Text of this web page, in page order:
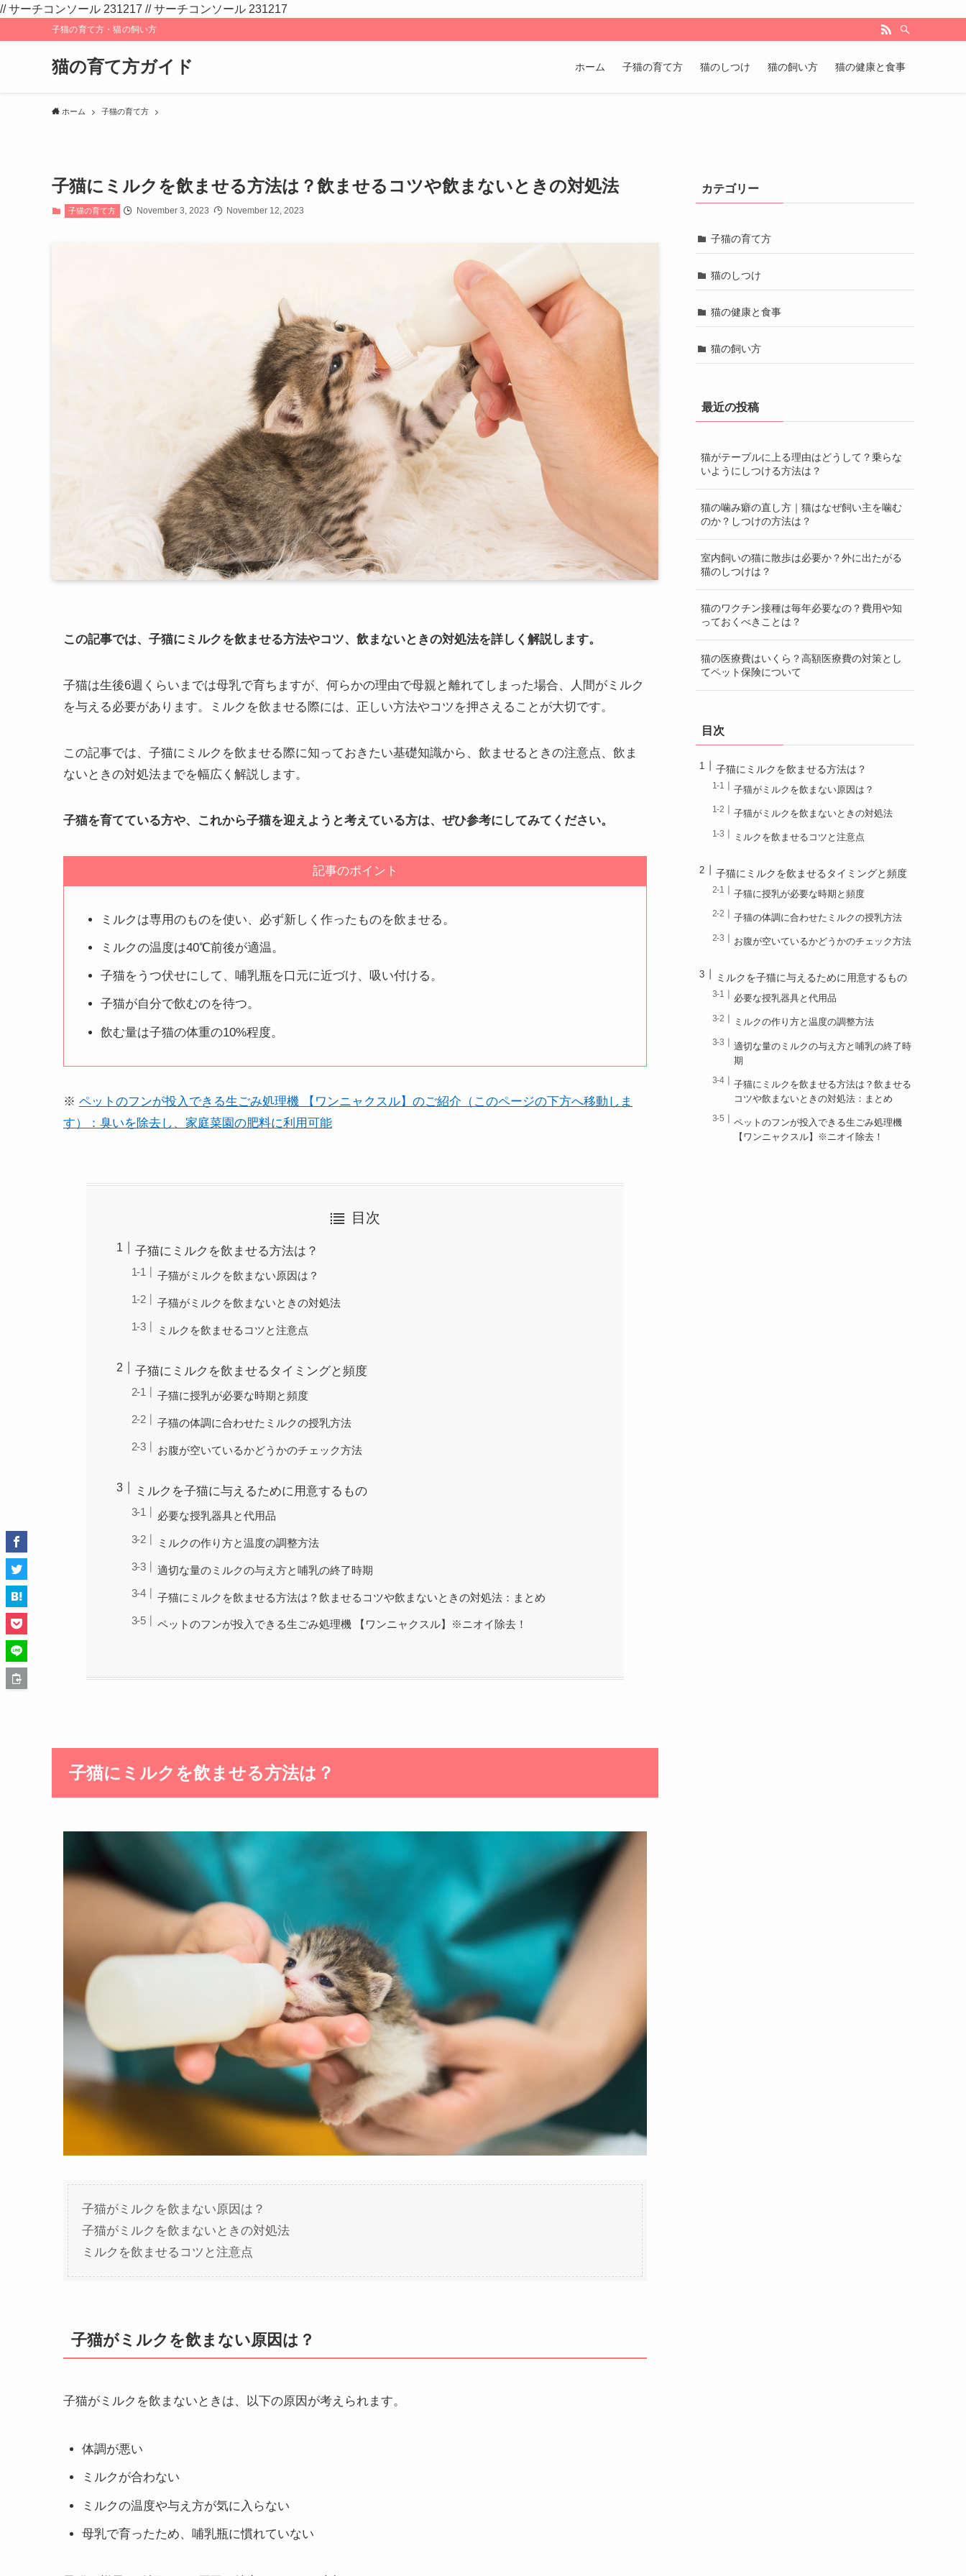
// サーチコンソール 231217 // サーチコンソール 231217
子猫の育て方・猫の飼い方
猫の育て方ガイド ホーム 子猫の育て方 猫のしつけ 猫の飼い方 猫の健康と食事
ホーム 子猫の育て方
子猫にミルクを飲ませる方法は？飲ませるコツや飲まないときの対処法
子猫の育て方 November 3, 2023 November 12, 2023
この記事では、子猫にミルクを飲ませる方法やコツ、飲まないときの対処法を詳しく解説します。
子猫は生後6週くらいまでは母乳で育ちますが、何らかの理由で母親と離れてしまった場合、人間がミルク
を与える必要があります。ミルクを飲ませる際には、正しい方法やコツを押さえることが大切です。
この記事では、子猫にミルクを飲ませる際に知っておきたい基礎知識から、飲ませるときの注意点、飲ま
ないときの対処法までを幅広く解説します。
子猫を育てている方や、これから子猫を迎えようと考えている方は、ぜひ参考にしてみてください。
記事のポイント
ミルクは専用のものを使い、必ず新しく作ったものを飲ませる。
ミルクの温度は40℃前後が適温。
子猫をうつ伏せにして、哺乳瓶を口元に近づけ、吸い付ける。
子猫が自分で飲むのを待つ。
飲む量は子猫の体重の10%程度。
※ ペットのフンが投入できる生ごみ処理機 【ワンニャクスル】のご紹介（このページの下方へ移動しま
す）：臭いを除去し、家庭菜園の肥料に利用可能
目次
子猫にミルクを飲ませる方法は？
子猫がミルクを飲まない原因は？
子猫がミルクを飲まないときの対処法
ミルクを飲ませるコツと注意点
子猫にミルクを飲ませるタイミングと頻度
子猫に授乳が必要な時期と頻度
子猫の体調に合わせたミルクの授乳方法
お腹が空いているかどうかのチェック方法
ミルクを子猫に与えるために用意するもの
必要な授乳器具と代用品
ミルクの作り方と温度の調整方法
適切な量のミルクの与え方と哺乳の終了時期
子猫にミルクを飲ませる方法は？飲ませるコツや飲まないときの対処法：まとめ
ペットのフンが投入できる生ごみ処理機 【ワンニャクスル】※ニオイ除去！
子猫にミルクを飲ませる方法は？
子猫がミルクを飲まない原因は？
子猫がミルクを飲まないときの対処法
ミルクを飲ませるコツと注意点
子猫がミルクを飲まない原因は？
子猫がミルクを飲まないときは、以下の原因が考えられます。
体調が悪い
ミルクが合わない
ミルクの温度や与え方が気に入らない
母乳で育ったため、哺乳瓶に慣れていない
カテゴリー
子猫の育て方
猫のしつけ
猫の健康と食事
猫の飼い方
最近の投稿
猫がテーブルに上る理由はどうして？乗らな
いようにしつける方法は？
猫の噛み癖の直し方｜猫はなぜ飼い主を噛む
のか？しつけの方法は？
室内飼いの猫に散歩は必要か？外に出たがる
猫のしつけは？
猫のワクチン接種は毎年必要なの？費用や知
っておくべきことは？
猫の医療費はいくら？高額医療費の対策とし
てペット保険について
目次
子猫にミルクを飲ませる方法は？
子猫がミルクを飲まない原因は？
子猫がミルクを飲まないときの対処法
ミルクを飲ませるコツと注意点
子猫にミルクを飲ませるタイミングと頻度
子猫に授乳が必要な時期と頻度
子猫の体調に合わせたミルクの授乳方法
お腹が空いているかどうかのチェック方法
ミルクを子猫に与えるために用意するもの
必要な授乳器具と代用品
ミルクの作り方と温度の調整方法
適切な量のミルクの与え方と哺乳の終了時
期
子猫にミルクを飲ませる方法は？飲ませる
コツや飲まないときの対処法：まとめ
ペットのフンが投入できる生ごみ処理機
【ワンニャクスル】※ニオイ除去！